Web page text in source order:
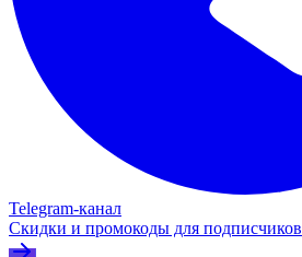
Telegram‑канал
Скидки и промокоды для подписчиков